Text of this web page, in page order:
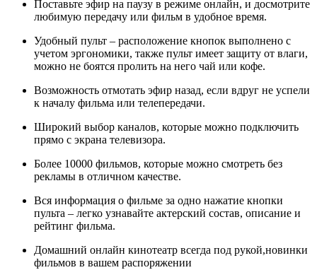
Поставьте эфир на паузу в режиме онлайн, и досмотрите
любимую передачу или фильм в удобное время.
Удобный пульт – расположение кнопок выполнено с
учетом эргономики, также пульт имеет защиту от влаги,
можно не боятся пролить на него чай или кофе.
Возможность отмотать эфир назад, если вдруг не успели
к началу фильма или телепередачи.
Широкий выбор каналов, которые можно подключить
прямо с экрана телевизора.
Более 10000 фильмов, которые можно смотреть без
рекламы в отличном качестве.
Вся информация о фильме за одно нажатие кнопки
пульта – легко узнавайте актерский состав, описание и
рейтинг фильма.
Домашний онлайн кинотеатр всегда под рукой,новинки
фильмов в вашем распоряжении